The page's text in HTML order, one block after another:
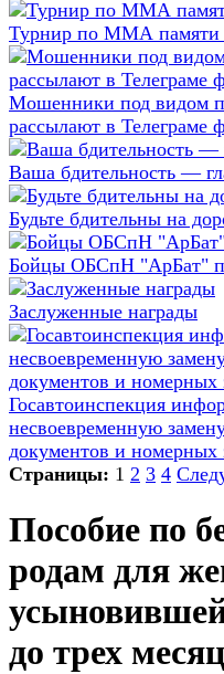
Турнир по ММА памяти
Мошенники под видом
рассылают в
Ваша бдительность —
Будьте бдительны на
Бойцы ОБСпН "АрБат"
Заслуженные награды
Госавтоинспекция
несвоевременную
документов и номерных
Страницы: 1 2 3 4
Пособие по
родам для
усыновившей
до трех